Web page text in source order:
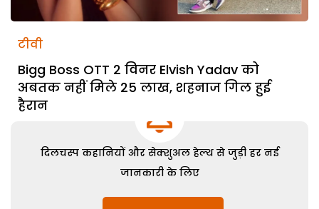
टीवी
Bigg Boss OTT 2 विनर Elvish Yadav को
अबतक नहीं मिले 25 लाख, शहनाज गिल हुई
हैरान
दिलचस्प कहानियों और सेक्शुअल हेल्थ से जुड़ी हर नई
जानकारी के लिए